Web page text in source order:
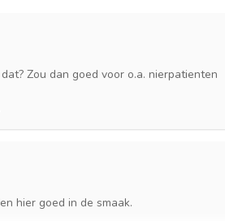
Zou dan goed voor o.a. nierpatienten
hier goed in de smaak.